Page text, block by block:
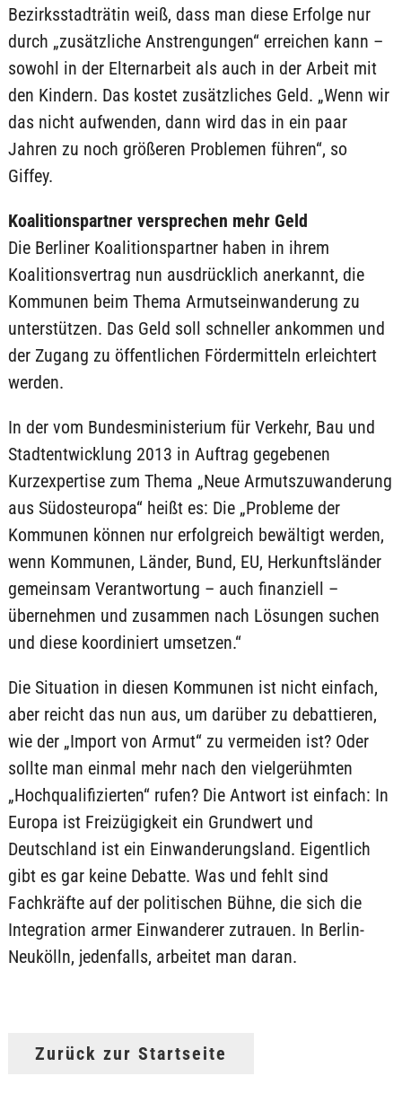
Bezirksstadträtin weiß, dass man diese Erfolge nur
durch „zusätzliche Anstrengungen“ erreichen kann –
sowohl in der Elternarbeit als auch in der Arbeit mit
den Kindern. Das kostet zusätzliches Geld. „Wenn wir
das nicht aufwenden, dann wird das in ein paar
Jahren zu noch größeren Problemen führen“, so
Giffey.
Koalitionspartner versprechen mehr Geld
Die Berliner Koalitionspartner haben in ihrem
Koalitionsvertrag nun ausdrücklich anerkannt, die
Kommunen beim Thema Armutseinwanderung zu
unterstützen. Das Geld soll schneller ankommen und
der Zugang zu öffentlichen Fördermitteln erleichtert
werden.
In der vom Bundesministerium für Verkehr, Bau und
Stadtentwicklung 2013 in Auftrag gegebenen
Kurzexpertise zum Thema „Neue Armutszuwanderung
aus Südosteuropa“ heißt es: Die „Probleme der
Kommunen können nur erfolgreich bewältigt werden,
wenn Kommunen, Länder, Bund, EU, Herkunftsländer
gemeinsam Verantwortung – auch finanziell –
übernehmen und zusammen nach Lösungen suchen
und diese koordiniert umsetzen.“
Die Situation in diesen Kommunen ist nicht einfach,
aber reicht das nun aus, um darüber zu debattieren,
wie der „Import von Armut“ zu vermeiden ist? Oder
sollte man einmal mehr nach den vielgerühmten
„Hochqualifizierten“ rufen? Die Antwort ist einfach: In
Europa ist Freizügigkeit ein Grundwert und
Deutschland ist ein Einwanderungsland. Eigentlich
gibt es gar keine Debatte. Was und fehlt sind
Fachkräfte auf der politischen Bühne, die sich die
Integration armer Einwanderer zutrauen. In Berlin-
Neukölln, jedenfalls, arbeitet man daran.
Zurück zur Startseite